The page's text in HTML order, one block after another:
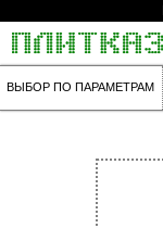
ВЫБОР ПО ПАРАМЕТРАМ